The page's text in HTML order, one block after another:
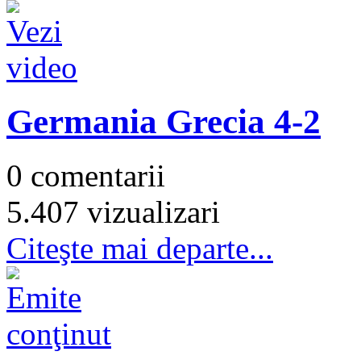
Germania Grecia 4-2
0 comentarii
5.407 vizualizari
Citeşte mai departe...